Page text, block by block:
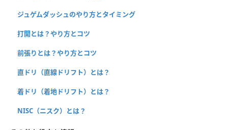
ジュゲムダッシュのやり方とタイミング
打開とは？やり方とコツ
前張りとは？やり方とコツ
直ドリ（直線ドリフト）とは？
着ドリ（着地ドリフト）とは？
NISC（ニスク）とは？